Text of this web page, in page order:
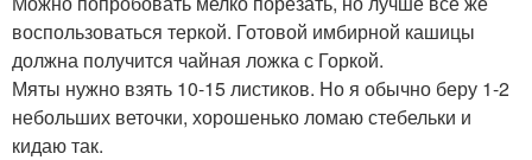
воспользоваться теркой. Готовой имбирной кашицы
должна получится чайная ложка с Горкой.
Мяты нужно взять 10-15 листиков. Но я обычно беру 1-2
небольших веточки, хорошенько ломаю стебельки и
кидаю так.